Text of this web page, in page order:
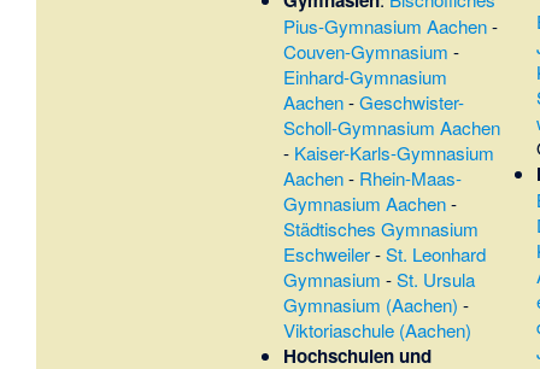
Pius-Gymnasium Aachen-
Couven-Gymnasium -
Einhard-Gymnasium
Aachen-Geschwister-
Scholl-Gymnasium Aachen
- Kaiser-Karls-Gymnasium
Aachen- Rhein-Maas-
Gymnasium Aachen-
Städtisches Gymnasium
Eschweiler-St. Leonhard
Gymnasium -St. Ursula
Gymnasium (Aachen) -
Viktoriaschule (Aachen)
Hochschulen und